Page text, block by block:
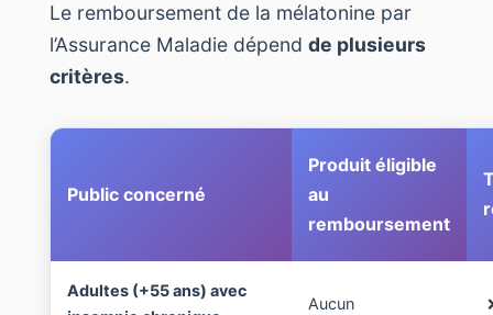
Le remboursement de la mélatonine par
l’Assurance Maladie dépend de plusieurs
critères.
Public concerné
Produit éligible
au
remboursement
Adultes (+55 ans) avec
Aucun